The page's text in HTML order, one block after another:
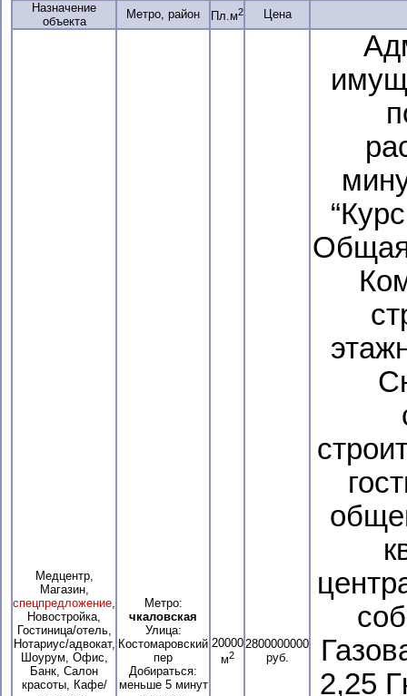
Назначение
объекта
Метро, район Пл.м2 Цена
Медцентр,
Магазин,
спецпредложение,
Новостройка,
Гостиница/отель,
Нотариус/адвокат,
Шоурум, Офис,
Банк, Салон
красоты, Кафе/
Метро:
чкаловская
Улица:
Костомаровский
пер
Добираться:
меньше 5 минут
20000
м2
2800000000
руб.
2,25